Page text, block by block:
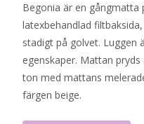
Begonia är en gångmatta
latexbehandlad
stadigt på golvet. Luggen
egenskaper. Mattan
ton med mattans
färgen beige.